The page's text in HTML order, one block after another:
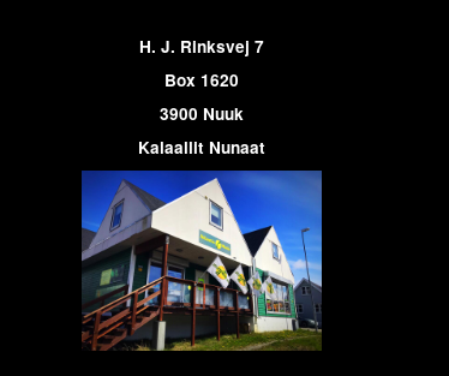
H. J. Rinksvej 7
Box 1620
3900 Nuuk
Kalaallit Nunaat